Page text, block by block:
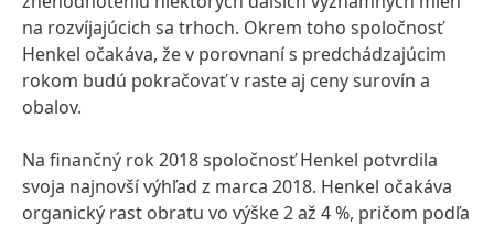
na rozvíjajúcich sa trhoch. Okrem toho spoločnosť
Henkel očakáva, že v porovnaní s predchádzajúcim
rokom budú pokračovať v raste aj ceny surovín a
obalov.
Na finančný rok 2018 spoločnosť Henkel potvrdila
svoja najnovší výhľad z marca 2018. Henkel očakáva
organický rast obratu vo výške 2 až 4 %, pričom podľa